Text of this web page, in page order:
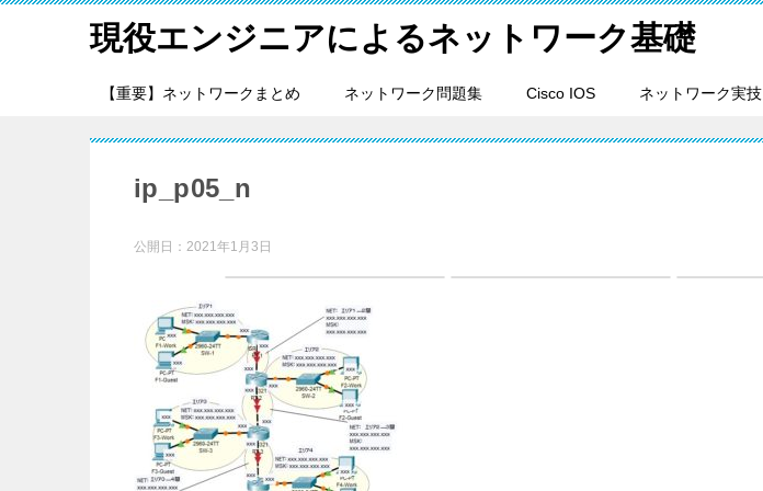
現役エンジニアによるネットワーク基礎
【重要】ネットワークまとめ ネットワーク問題集 Cisco IOS ネットワーク実技
ip_p05_n
公開日： 2021年1月3日